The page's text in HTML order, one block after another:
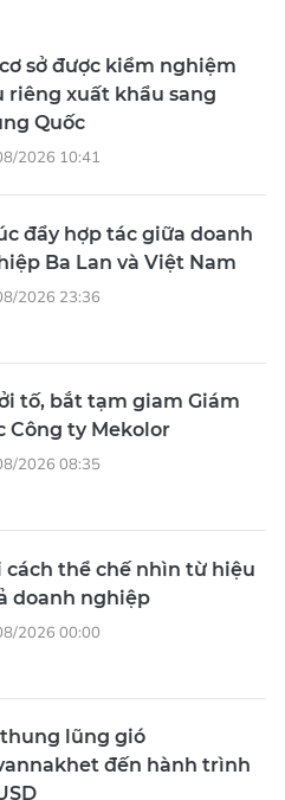
sở được kiểm nghiệm
riêng xuất khẩu sang
Quốc
2026 10:41
đẩy hợp tác giữa doanh
Ba Lan và Việt Nam
2026 23:36
tố, bắt tạm giam Giám
Công ty Mekolor
2026 08:35
cách thể chế nhìn từ hiệu
doanh nghiệp
2026 00:00
lũng gió
đến hành trình